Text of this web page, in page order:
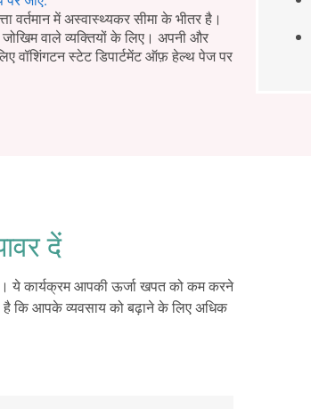
वर्तमान में अस्वास्थ्यकर सीमा के भीतर है।
वाले व्यक्तियों के लिए। अपनी और
वॉशिंगटन स्टेट डिपार्टमेंट ऑफ़ हेल्थ पेज पर
दें
ये कार्यक्रम आपकी ऊर्जा खपत को कम करने
कि आपके व्यवसाय को बढ़ाने के लिए अधिक